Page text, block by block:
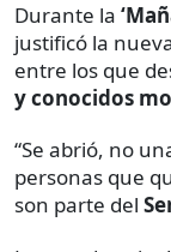
Durante la
justificó la
entre los que
y conocidos
“Se abrió, no
personas que
son parte del